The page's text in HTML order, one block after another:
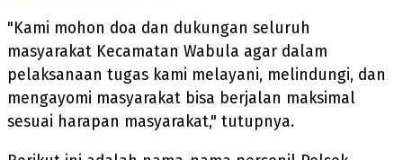
"Kami mohon doa dan dukungan seluruh
masyarakat Kecamatan Wabula agar dalam
pelaksanaan tugas kami melayani, melindungi, dan
mengayomi masyarakat bisa berjalan maksimal
sesuai harapan masyarakat," tutupnya.